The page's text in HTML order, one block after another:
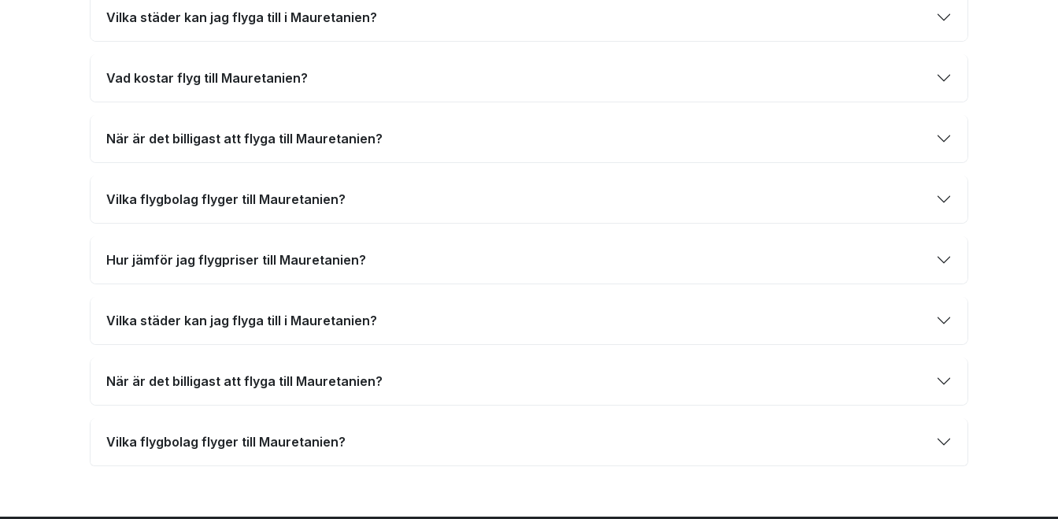
Vilka städer kan jag flyga till i Mauretanien?
Vad kostar flyg till Mauretanien?
När är det billigast att flyga till Mauretanien?
Vilka flygbolag flyger till Mauretanien?
Hur jämför jag flygpriser till Mauretanien?
Vilka städer kan jag flyga till i Mauretanien?
När är det billigast att flyga till Mauretanien?
Vilka flygbolag flyger till Mauretanien?